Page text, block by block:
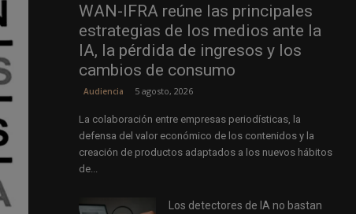
WAN-IFRA reúne las principales
estrategias de los medios ante la
IA, la pérdida de ingresos y los
cambios de consumo
Audiencia 5 agosto, 2026
La colaboración entre empresas periodísticas, la
defensa del valor económico de los contenidos y la
creación de productos adaptados a los nuevos hábitos
de...
Los detectores de IA no bastan